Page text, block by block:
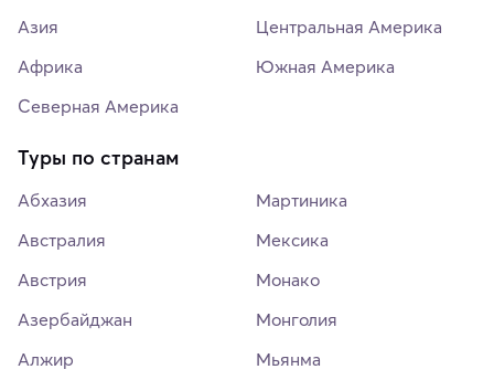
Азия
Африка
Северная Америка
Центральная Америка
Южная Америка
Туры по странам
Абхазия
Австралия
Австрия
Азербайджан
Алжир
Мартиника
Мексика
Монако
Монголия
Мьянма